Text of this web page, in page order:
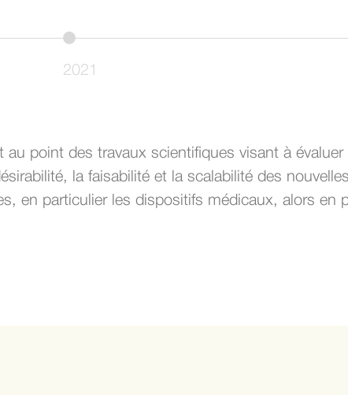
.
2021
au point des travaux scientifiques visant à évaluer
la faisabilité et la scalabilité des nouvelles
en particulier les dispositifs médicaux, alors en